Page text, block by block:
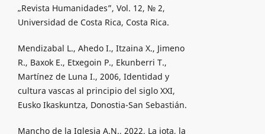
„Revista Humanidades”, Vol. 12, № 2,
Universidad de Costa Rica, Costa Rica.
Mendizabal L., Ahedo I., Itzaina X., Jimeno
R., Baxok E., Etxegoin P., Ekunberri T.,
Martínez de Luna I., 2006, Identidad y
cultura vascas al principio del siglo XXI,
Eusko Ikaskuntza, Donostia-San Sebastián.
Mancho de la Iglesia A.N., 2022, La jota, la